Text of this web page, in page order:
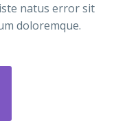
natus error sit
doloremque.